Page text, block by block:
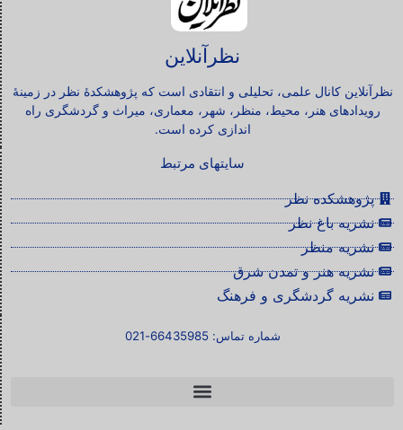
نظرآنلاین
نظرآنلاین کانال علمی، تحلیلی و انتقادی است که پژوهشکدۀ نظر در زمینۀ
رویدادهای هنر، محیط، منظر، شهر، معماری، میراث و گردشگری راه
اندازی کرده است.
سایتهای مرتبط
پژوهشکده نظر
نشریه باغ نظر
نشریه منظر
نشریه هنر و تمدن شرق
نشریه گردشگری و فرهنگ
شماره تماس: 66435985-021